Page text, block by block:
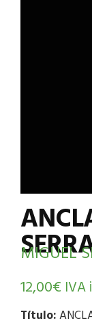
MIGUEL
12,00€ IVA
Título: